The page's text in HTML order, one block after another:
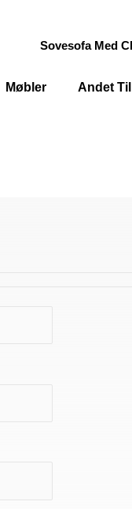
Sovesofa Med
Møbler Andet